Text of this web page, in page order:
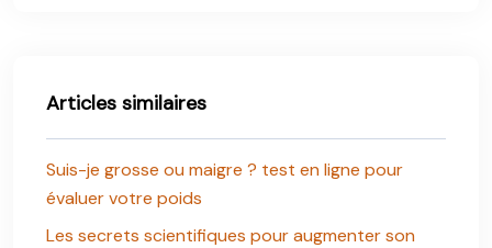
Articles similaires
Suis-je grosse ou maigre ? test en ligne pour
évaluer votre poids
Les secrets scientifiques pour augmenter son